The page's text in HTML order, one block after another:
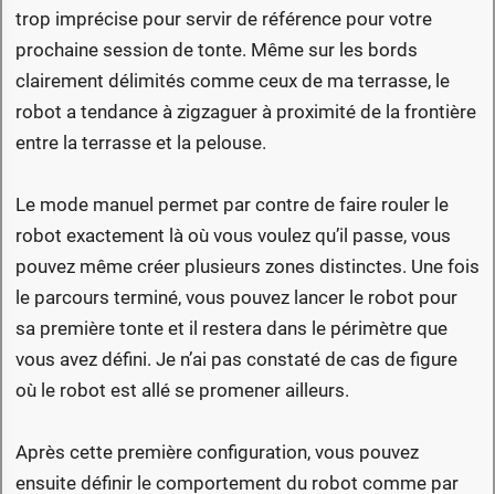
trop imprécise pour servir de référence pour votre
prochaine session de tonte. Même sur les bords
clairement délimités comme ceux de ma terrasse, le
robot a tendance à zigzaguer à proximité de la frontière
entre la terrasse et la pelouse.
Le mode manuel permet par contre de faire rouler le
robot exactement là où vous voulez qu’il passe, vous
pouvez même créer plusieurs zones distinctes. Une fois
le parcours terminé, vous pouvez lancer le robot pour
sa première tonte et il restera dans le périmètre que
vous avez défini. Je n’ai pas constaté de cas de figure
où le robot est allé se promener ailleurs.
Après cette première configuration, vous pouvez
ensuite définir le comportement du robot comme par